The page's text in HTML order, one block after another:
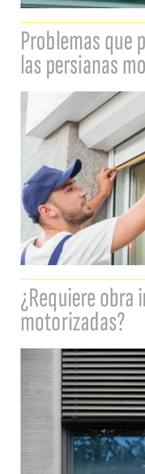
Problemas que
las persianas
¿Requiere
motorizadas?